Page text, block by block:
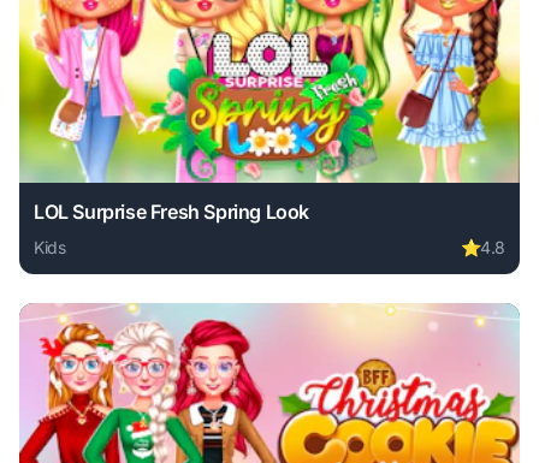
LOL Surprise Fresh Spring Look
Kids ⭐4.8
Play LOL Surprise Fresh Spring Look online free. kids